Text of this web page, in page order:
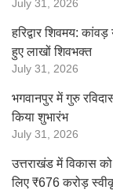
July 31, 2026
हरिद्वार शिवमय:
हुए लाखों शिवभक्त
July 31, 2026
भगवानपुर में गुरु
किया शुभारंभ
July 31, 2026
उत्तराखंड में विकास
लिए ₹676 करोड़